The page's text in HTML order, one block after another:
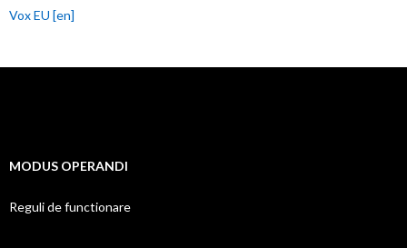
Vox EU [en]
MODUS OPERANDI
Reguli de functionare